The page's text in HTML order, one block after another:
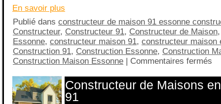
En savoir plus
Publié dans constructeur de maison 91 essonne
Constructeur, Constructeur 91, Constructeur de Maison
Essonne, constructeur maison 91, constructeur maison
Construction 91, Construction Essonne, Construction
Construction Maison Essonne | Commentaires fermés
Constructeur de Maisons
91